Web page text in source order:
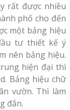
rất được nhiều
phố cho đến
một bảng hiệu
tư thiết kế ý
nên bảng hiệu.
hiện đại thì
Bảng hiệu chữ
vườn. Thì làm
đắn.